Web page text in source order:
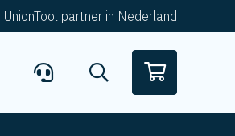
UnionTool partner in Nederland